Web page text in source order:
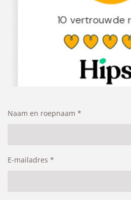
Naam en roepnaam *
E-mailadres *